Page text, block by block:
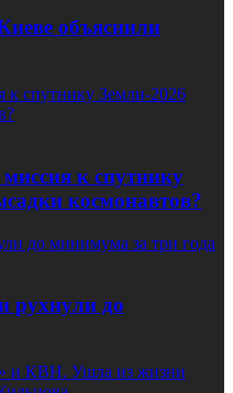
объяснили
спутнику Земли-2026
к спутнику
космонавтов?
до минимума за три года
рухнули до
и КВН. Ушла из жизни